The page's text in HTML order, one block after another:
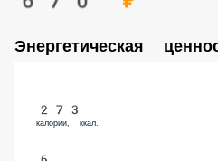
калории, ккал.
белки, гр.